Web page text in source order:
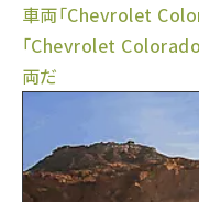
車両「Chevrolet
「Chevrolet Colorado
両だ